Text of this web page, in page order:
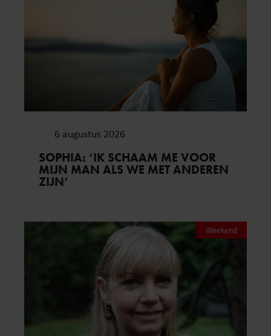
6 augustus 2026
SOPHIA: ‘IK SCHAAM ME VOOR
MIJN MAN ALS WE MET ANDEREN
ZIJN’
Weekend